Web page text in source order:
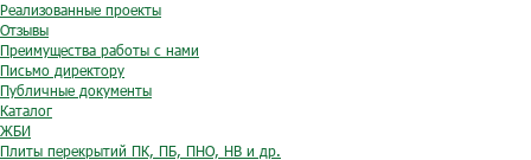
Реализованные проекты
Отзывы
Преимущества работы с нами
Письмо директору
Публичные документы
Каталог
ЖБИ
Плиты перекрытий ПК, ПБ, ПНО, НВ и др.